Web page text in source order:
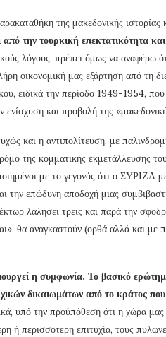
της μακεδονικής ιστορίας
από την τουρκική επεκτατικότητα
λόγους, πρέπει όμως να αναφέρω
οικονομική μας εξάρτηση από τη
ειδικά την περίοδο 1949-1954,
ενίσχυση και προβολή της
και η αντιπολίτευση, με
της κομματικής εκμετάλλευσης
με το γεγονός ότι ο ΣΥΡΙΖΑ
την επώδυνη αποδοχή μιας
λαλήσει τρεις και παρά την
θα αναγκαστούν (ορθά αλλά και με
η συμφωνία. Το βασικό
δικαιωμάτων από το κράτος
υπό την προϋπόθεση ότι η χώρα μας
ή περισσότερη επιτυχία, τους